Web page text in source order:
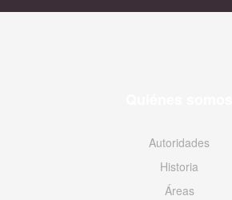
Autoridades
Historia
Áreas